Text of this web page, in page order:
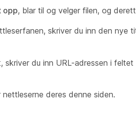
opp, blar til og velger filen, og
skriver du inn den nye
skriver du inn URL-adressen i feltet
deres denne siden.